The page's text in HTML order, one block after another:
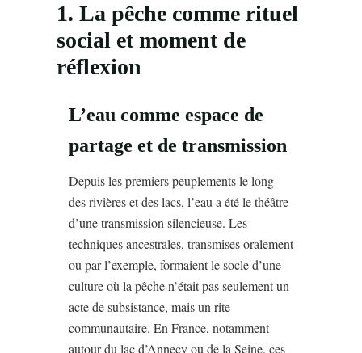
1. La pêche comme rituel
social et moment de
réflexion
L’eau comme espace de
partage et de transmission
Depuis les premiers peuplements le long
des rivières et des lacs, l’eau a été le théâtre
d’une transmission silencieuse. Les
techniques ancestrales, transmises oralement
ou par l’exemple, formaient le socle d’une
culture où la pêche n’était pas seulement un
acte de subsistance, mais un rite
communautaire. En France, notamment
autour du lac d’Annecy ou de la Seine, ces